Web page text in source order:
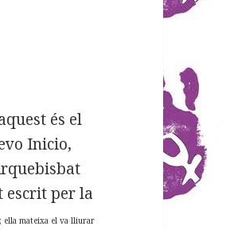
és el
Inicio,
escrit per la
; ella mateixa el va lliurar